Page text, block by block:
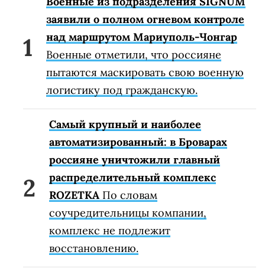
заявили о полном огневом контроле
над маршрутом Мариуполь-Чонгар
Военные отметили, что россияне
пытаются маскировать свою военную
логистику под гражданскую.
Самый крупный и наиболее
автоматизированный: в Броварах
россияне уничтожили главный
распределительный комплекс
ROZETKA По словам
соучредительницы компании,
комплекс не подлежит
восстановлению.